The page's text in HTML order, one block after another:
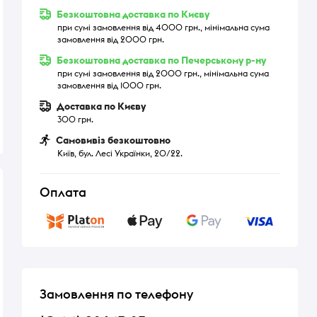
Безкоштовна доставка по Києву
при сумі замовлення від 4000 грн., мінімальна сума
замовлення від 2000 грн.
Безкоштовна доставка по Печерському р-ну
при сумі замовлення від 2000 грн., мінімальна сума
замовлення від 1000 грн.
Доставка по Києву
300 грн.
Самовивіз безкоштовно
Київ, бул. Лесі Українки, 20/22.
Оплата
Замовлення по телефону